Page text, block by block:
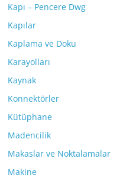
Kapı – Pencere Dwg
Kapılar
Kaplama ve Doku
Karayolları
Kaynak
Konnektörler
Kütüphane
Madencilik
Makaslar ve Noktalamalar
Makine